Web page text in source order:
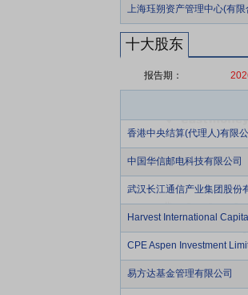
上海珏朔资产管理中心(有限
十大股东
报告期：
香港中央结算(代理人)有限
中国华信邮电科技有限公司
武汉长江通信产业集团股份
Harvest International
CPE Aspen Investment
易方达基金管理有限公司